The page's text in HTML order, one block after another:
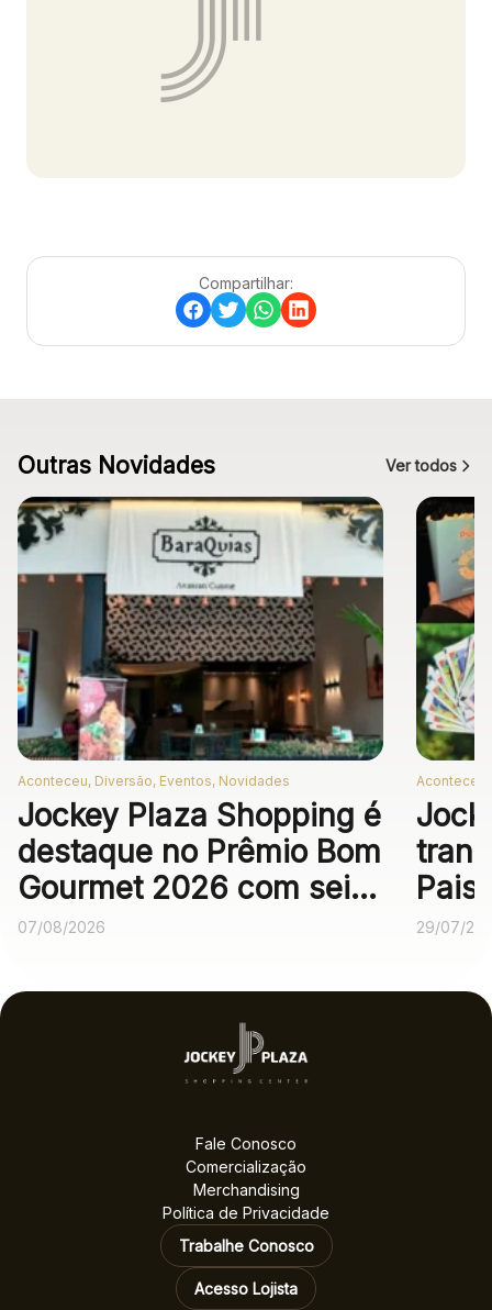
Chamar Uber
CONTATO
Mapa Virtual
Compartilhar:
Outras Novidades Ver todos
Aconteceu, Diversão, Eventos, Novidades
Jockey Plaza Shopping é
destaque no Prêmio Bom
Gourmet 2026 com seis
operações
melhores no voto
07/08/2026
Pais
29/07/
Fale Conosco
Comercialização
Merchandising
Política de Privacidade
Trabalhe Conosco
Acesso Lojista